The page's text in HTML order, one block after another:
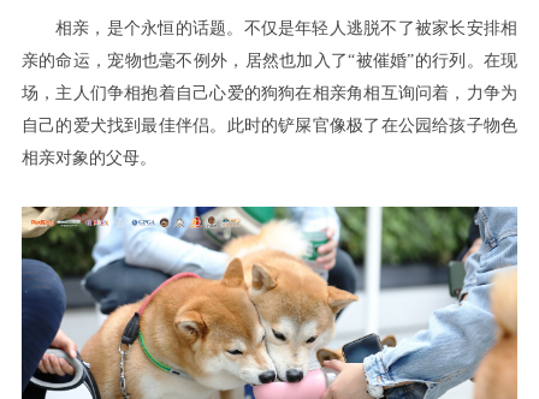
相亲，是个永恒的话题。 不仅是年轻人逃脱不了被家长安排相
亲的命运 ， 宠物也毫不例外 ， 居然也加入了“被催婚”的行列 。 在现
场 ， 主人们争相抱着自己心爱的狗狗在相亲角相互询问着 ， 力争为
自己的爱犬找到最佳伴侣。 此时的铲屎官像极了在公园给孩子物色
相亲对象的父母。